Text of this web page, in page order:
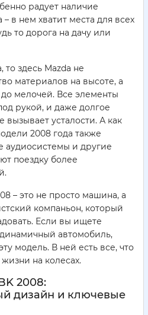
радует наличие
в нем хватит места для всех
то дорога на дачу или
то здесь Mazda не
материалов на высоте, а
мелочей. Все элементы
рукой, и даже долгое
вызывает усталости. А как
2008 года также
аудиосистемы и другие
поездку более
– это не просто машина, а
компаньон, который
Если вы ищете
автомобиль,
модель. В ней есть все, что
на колесах.
2008:
дизайн и ключевые